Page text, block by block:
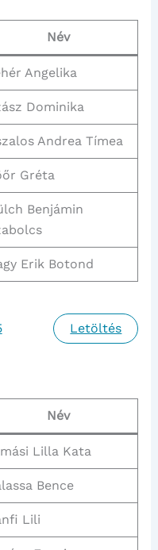
Név
Angelika
Dominika
Andrea Tímea
Gréta
Benjámin
Erik Botond
Letöltés
Név
Lilla Kata
Bence
Lili